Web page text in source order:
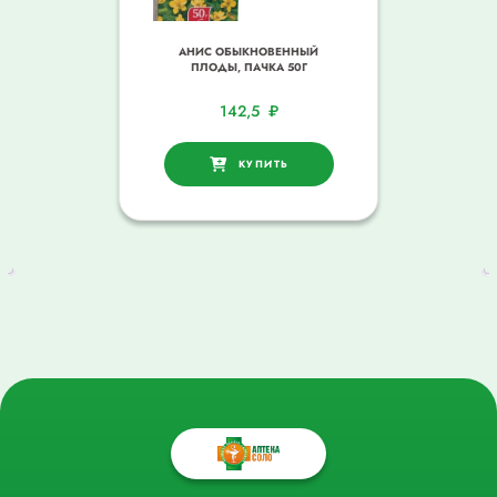
АНИС ОБЫКНОВЕННЫЙ
ПЛОДЫ, ПАЧКА 50Г
142,5 ₽
КУПИТЬ